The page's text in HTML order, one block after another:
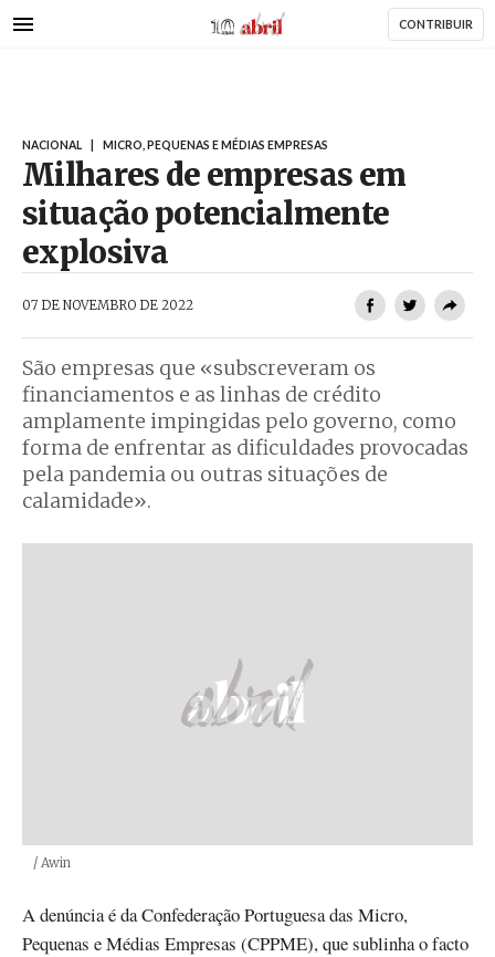
para
AbrilAbril CONTRIBUIR
NACIONAL MICRO, PEQUENAS E MÉDIAS EMPRESAS
Milhares de empresas em
situação potencialmente
explosiva
07 DE NOVEMBRO DE 2022
São empresas que «subscreveram os
financiamentos e as linhas de crédito
amplamente impingidas pelo governo, como
forma de enfrentar as dificuldades provocadas
pela pandemia ou outras situações de
calamidade».
Créditos
/ Awin
A denúncia é da Confederação Portuguesa das Micro,
Pequenas e Médias Empresas (CPPME), que sublinha o facto